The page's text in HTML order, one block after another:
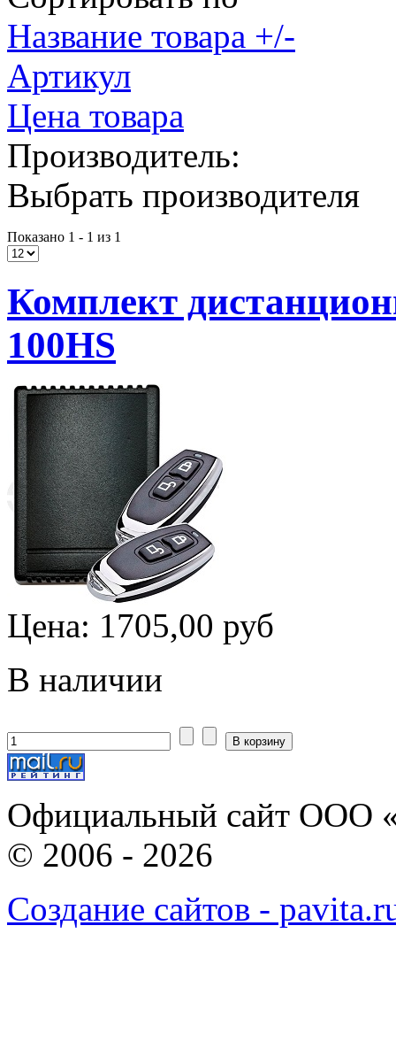
Название товара +/-
Артикул
Цена товара
Производитель:
Выбрать производителя
Показано 1 - 1 из 1
Комплект
100HS
Цена: 1705,00 руб
В наличии
Официальный сайт ООО
© 2006 - 2026
Создание сайтов -